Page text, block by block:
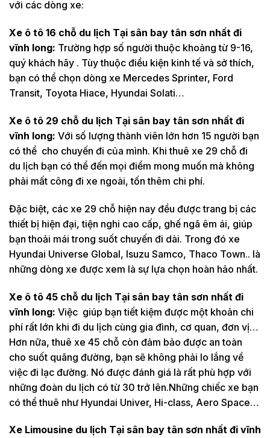
với các dòng xe:
Xe ô tô 16 chỗ du lịch Tại sân bay tân sơn nhất đi
vĩnh long: Trường hợp số người thuộc khoảng từ 9-16,
quý khách hãy . Tùy thuộc điều kiện kinh tế và sở thích,
bạn có thể chọn dòng xe Mercedes Sprinter, Ford
Transit, Toyota Hiace, Hyundai Solati…
Xe ô tô 29 chỗ du lịch Tại sân bay tân sơn nhất đi
vĩnh long: Với số lượng thành viên lớn hơn 15 người bạn
có thể cho chuyến đi của mình. Khi thuê xe 29 chỗ đi
du lịch bạn có thể đến mọi điểm mong muốn mà không
phải mất công đi xe ngoài, tốn thêm chi phí.
Đặc biệt, các xe 29 chỗ hiện nay đều được trang bị các
thiết bị hiện đại, tiện nghi cao cấp, ghế ngã êm ái, giúp
bạn thoải mái trong suốt chuyến đi dài. Trong đó xe
Hyundai Universe Global, Isuzu Samco, Thaco Town.. là
những dòng xe được xem là sự lựa chọn hoàn hảo nhất.
Xe ô tô 45 chỗ du lịch Tại sân bay tân sơn nhất đi
vĩnh long: Việc giúp bạn tiết kiệm được một khoản chi
phí rất lớn khi đi du lịch cùng gia đình, cơ quan, đơn vị…
Hơn nữa, thuê xe 45 chỗ còn đảm bảo được an toàn
cho suốt quãng đường, bạn sẽ không phải lo lắng về
việc đi lạc đường. Nó được đánh giá là rất phù hợp với
những đoàn du lịch có từ 30 trở lên.Những chiếc xe bạn
có thể thuê như Hyundai Univer, Hi-class, Aero Space…
Xe Limousine du lịch Tại sân bay tân sơn nhất đi vĩnh